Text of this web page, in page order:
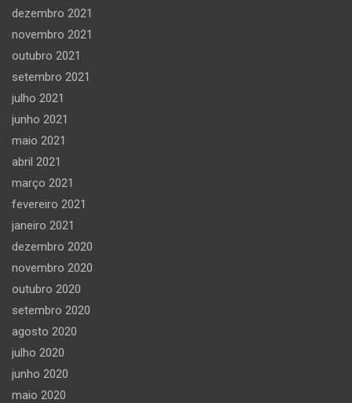
dezembro 2021
novembro 2021
outubro 2021
setembro 2021
julho 2021
junho 2021
maio 2021
abril 2021
março 2021
fevereiro 2021
janeiro 2021
dezembro 2020
novembro 2020
outubro 2020
setembro 2020
agosto 2020
julho 2020
junho 2020
maio 2020